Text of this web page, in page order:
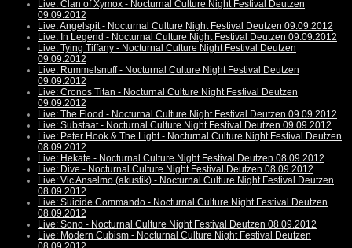
Live: Clan of Xymox - Nocturnal Culture Night Festival Deutzen
09.09.2012
Live: Angelspit - Nocturnal Culture Night Festival Deutzen 09.09.2012
Live: In Legend - Nocturnal Culture Night Festival Deutzen 09.09.2012
Live: Tying Tiffany - Nocturnal Culture Night Festival Deutzen
09.09.2012
Live: Rummelsnuff - Nocturnal Culture Night Festival Deutzen
09.09.2012
Live: Cronos Titan - Nocturnal Culture Night Festival Deutzen
09.09.2012
Live: The Flood - Nocturnal Culture Night Festival Deutzen 09.09.2012
Live: Substaat - Nocturnal Culture Night Festival Deutzen 09.09.2012
Live: Peter Hook & The Light - Nocturnal Culture Night Festival Deutzen
08.09.2012
Live: Hekate - Nocturnal Culture Night Festival Deutzen 08.09.2012
Live: Dive - Nocturnal Culture Night Festival Deutzen 08.09.2012
Live: Vic Anselmo (akustik) - Nocturnal Culture Night Festival Deutzen
08.09.2012
Live: Suicide Commando - Nocturnal Culture Night Festival Deutzen
08.09.2012
Live: Sono - Nocturnal Culture Night Festival Deutzen 08.09.2012
Live: Modern Cubism - Nocturnal Culture Night Festival Deutzen